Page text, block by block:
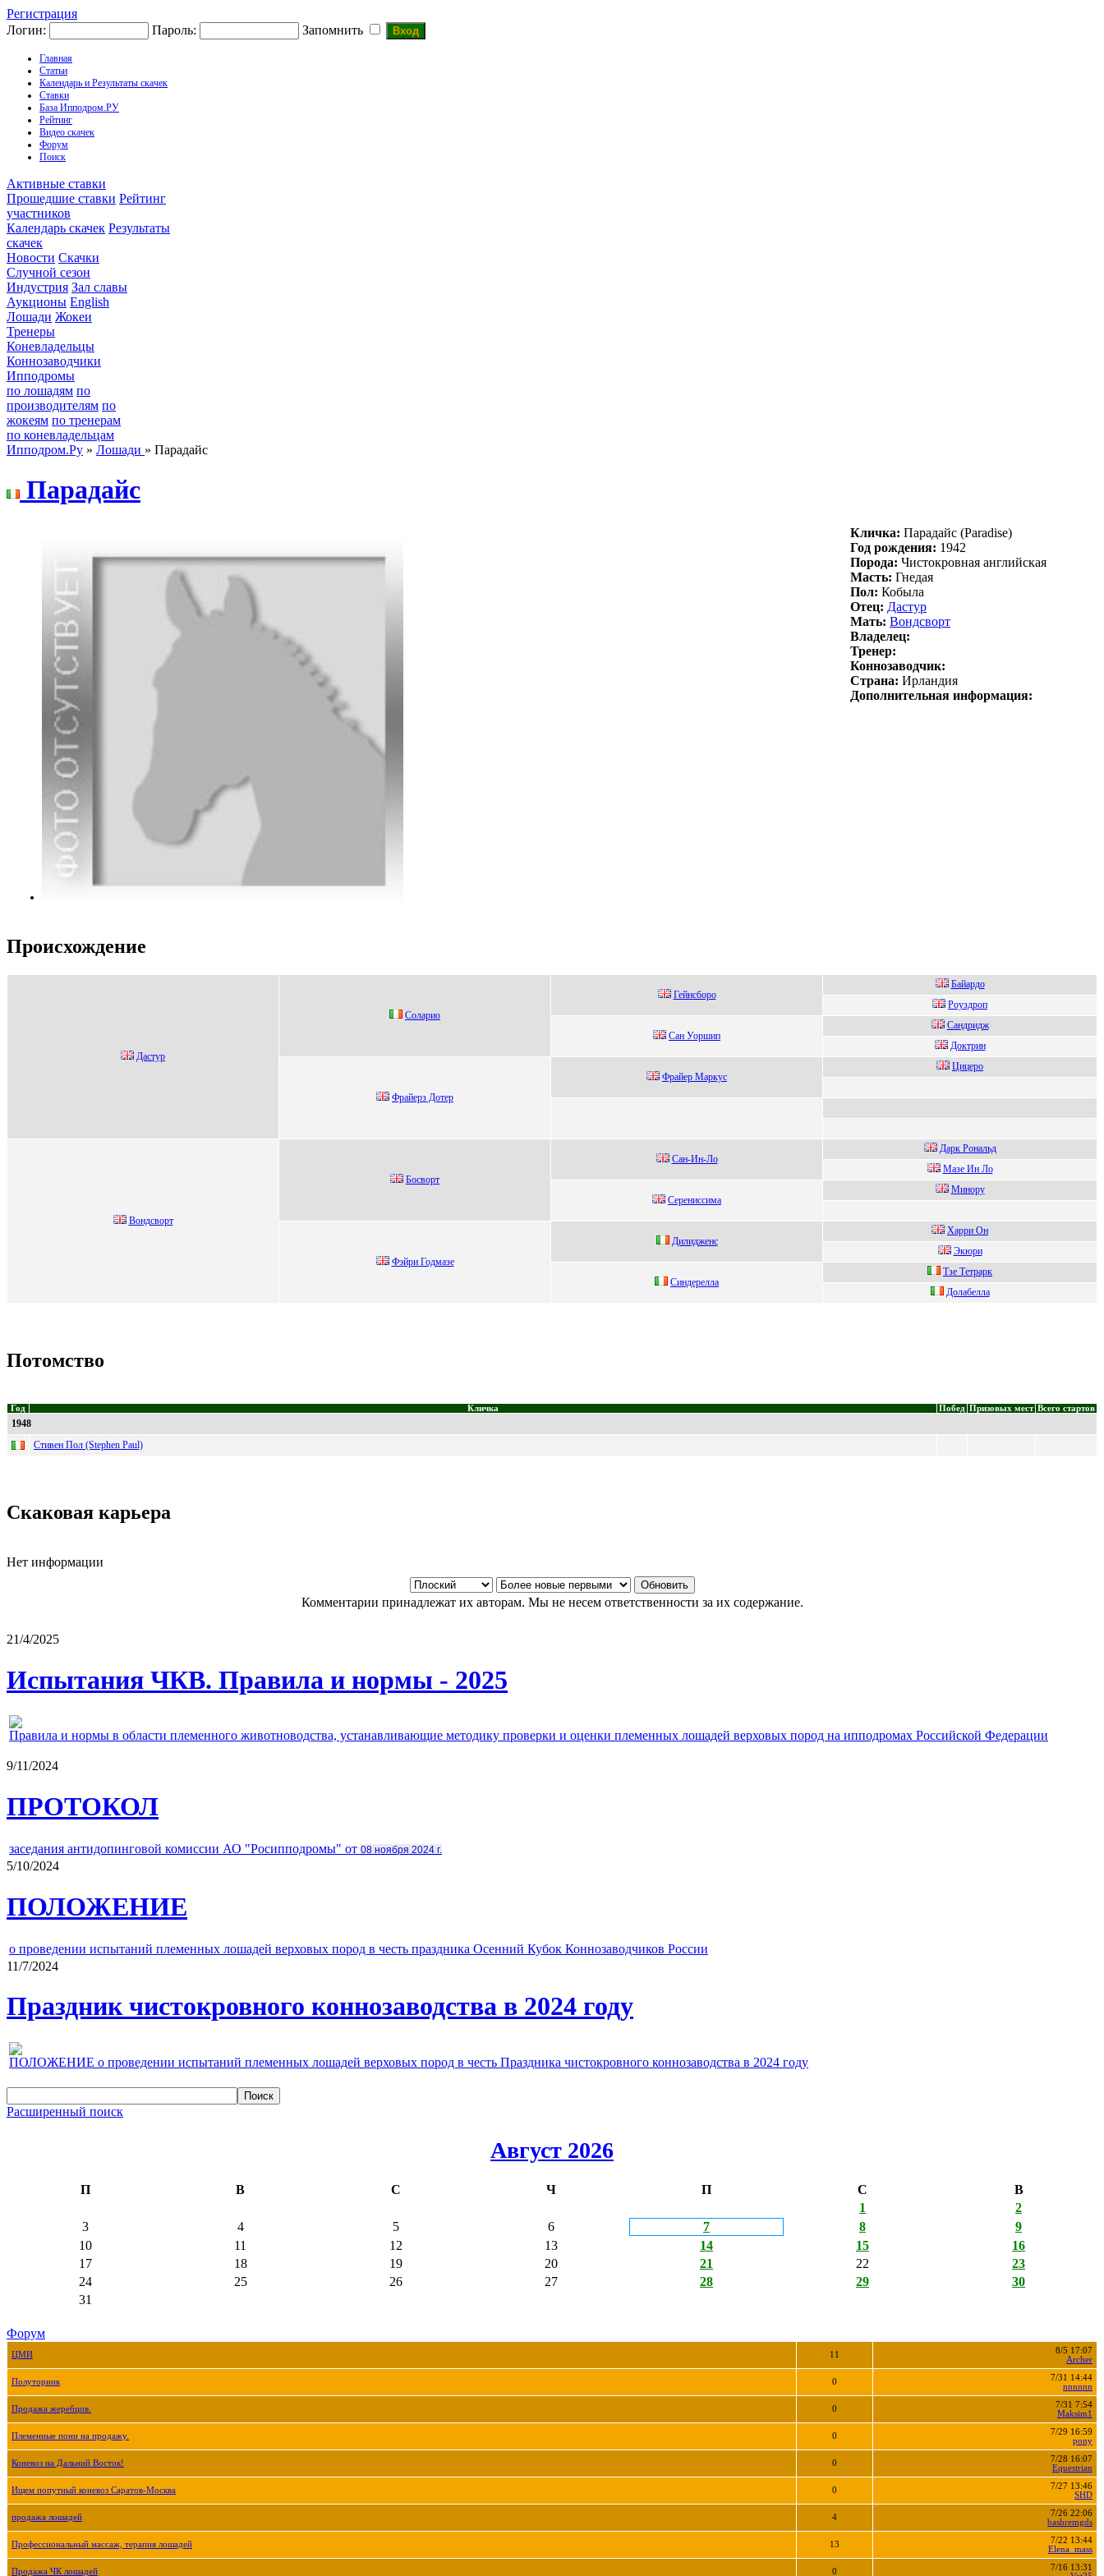
Регистрация
Логин:
Пароль: Запомнить
Главная
Статьи
Календарь и Результаты скачек
Ставки
База Ипподром.РУ
Рейтинг
Видео скачек
Форум
Поиск
Активные ставки
Прошедшие ставки Рейтинг
участников
Календарь скачек Результаты
скачек
Новости Скачки
Случной сезон
Индустрия Зал славы
Аукционы English
Лошади Жокеи
Тренеры
Коневладельцы
Коннозаводчики
Ипподромы
по лошадям по
производителям по
жокеям по тренерам
по коневладельцам
Ипподром.Ру » Лошади » Парадайс
Паpадайс
Кличка: Паpадайс (Paradise)
Год рождения: 1942
Порода: Чистокровная английская
Масть: Гнедая
Пол: Кобыла
Отец: Даcтуp
Мать: Вoндcвoрт
Владелец:
Тренер:
Коннозаводчик:
Страна: Ирландия
Дополнительная информация:
Происхождение
Даcтуp
Cолapио
Гейнсбоpо
Бaйaрдo
Рoуздрoп
Caн Уоpшип
Сaндридж
Дoктрин
Фрайeрз Дoтeр
Фрайер Маркус
Цицеро
Вoндcвoрт
Босвоpт
Caн-Ин-Ло
Даpк Pональд
Мaзе Ин Лo
Cеpениccимa
Mинoру
Фэйpи Годмaзe
Дилиджeнc
Xaрри Oн
Экюри
Синдереллa
Тзе Тетpаpк
Дoлабeлла
Потомство
Год Кличка Побед Призовых мест Всего стартов
1948
Стивен Пол (Stephen Paul)
Скаковая карьера
Нет информации
Комментарии принадлежат их авторам. Мы не несем ответственности за их содержание.
21/4/2025
Испытания ЧКВ. Правила и нормы - 2025
Правила и нормы в области племенного животноводства, устанавливающие методику проверки и оценки племенных лошадей верховых пород на ипподромах Российской Федерации
9/11/2024
ПРОТОКОЛ
заседания антидопинговой комиссии АО "Росипподромы" от 08 ноября 2024 г.
5/10/2024
ПОЛОЖЕНИЕ
о проведении испытаний племенных лошадей верховых пород в честь праздника Осенний Кубок Коннозаводчиков России
11/7/2024
Праздник чистокровного коннозаводства в 2024 году
ПОЛОЖЕНИЕ о проведении испытаний племенных лошадей верховых пород в честь Праздника чистокровного коннозаводства в 2024 году
Расширенный поиск
Август 2026
П В С Ч П С
В
1
2
3
4 5 6 7 8
9
10
11 12 13 14 15
16
17
18 19 20 21 22
23
24
25 26 27 28 29
30
31
Форум
ЦМИ 11
8/5 17:07
Archer
Полуторник 0
7/31 14:44
nnnnnn
Продажа жеребцов. 0
7/31 7:54
Maksim1
Племенные пони на продажу. 0
7/29 16:59
pony
Коневоз на Дальний Восток! 0
7/28 16:07
Equestrian
Ищем попутный коневоз Саратов-Москва 0
7/27 13:46
SHD
продажа лошадей 4
7/26 22:06
bashremgds
Профессиональный массаж, терапия лошадей 13
7/22 13:44
Elena_mass
Продажа ЧК лошадей 0
7/16 13:31